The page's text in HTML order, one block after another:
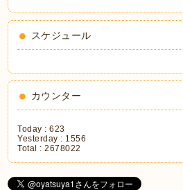
スケジュール
カウンター
Today :623
Yesterday : 1556
Total :2678022